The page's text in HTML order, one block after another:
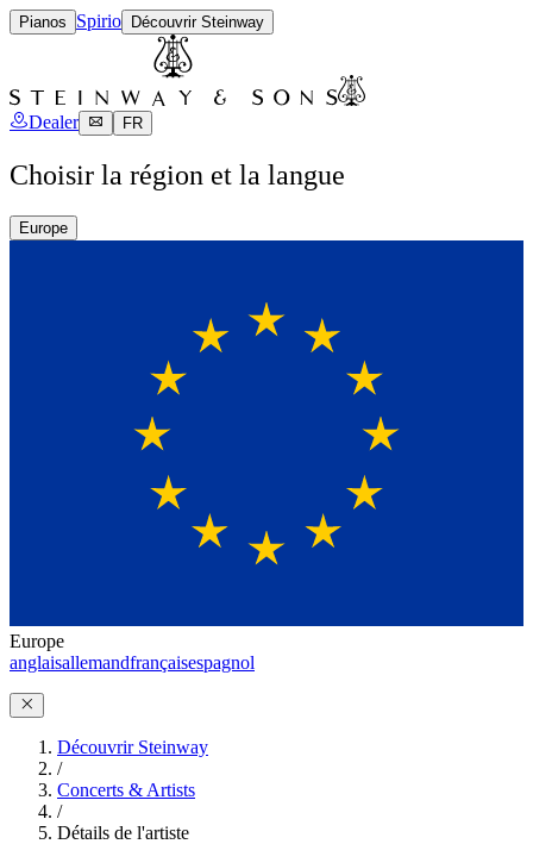
Pianos Spirio Découvrir Steinway
Dealer FR
Choisir la région et la langue
Europe
Europe
anglaisallemandfrançaisespagnol
Découvrir Steinway
/
Concerts & Artists
/
Détails de l'artiste